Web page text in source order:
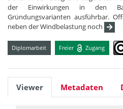
der Einwirkungen in den
Gründungsvarianten ausführbar.
neben der Windbelastung noch
Diplomarbeit Freier Zugang
Viewer Metadaten